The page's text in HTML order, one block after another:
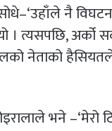
नै
। त्यसपछि,
नेताको हैसियतले
भने –‘मेरो